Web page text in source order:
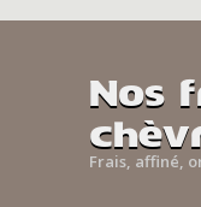
Nos
Frais, affiné,